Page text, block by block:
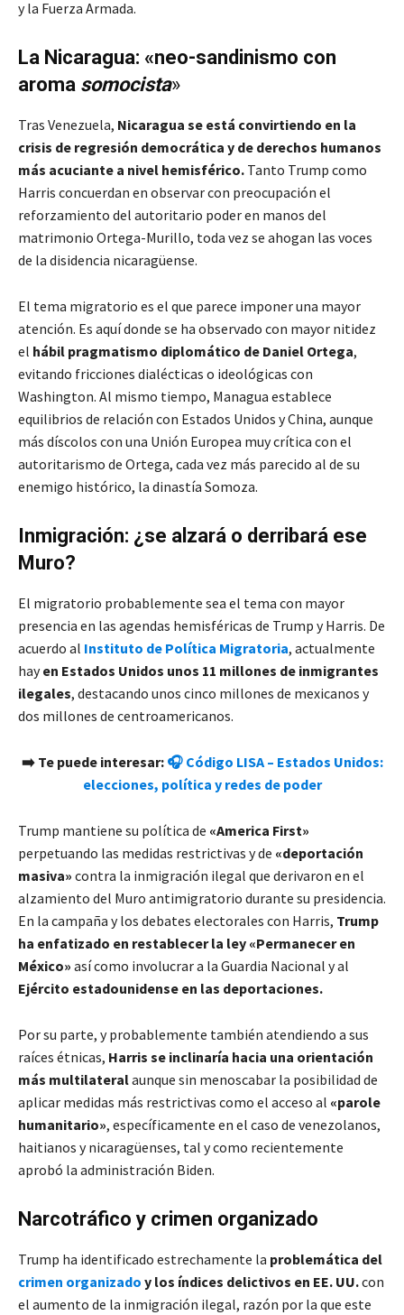
y la Fuerza Armada.
La Nicaragua: «neo-sandinismo con
aroma somocista»
Tras Venezuela, Nicaragua se está convirtiendo en la
crisis de regresión democrática y de derechos humanos
más acuciante a nivel hemisférico. Tanto Trump como
Harris concuerdan en observar con preocupación el
reforzamiento del autoritario poder en manos del
matrimonio Ortega-Murillo, toda vez se ahogan las voces
de la disidencia nicaragüense.
El tema migratorio es el que parece imponer una mayor
atención. Es aquí donde se ha observado con mayor nitidez
el hábil pragmatismo diplomático de Daniel Ortega,
evitando fricciones dialécticas o ideológicas con
Washington. Al mismo tiempo, Managua establece
equilibrios de relación con Estados Unidos y China, aunque
más díscolos con una Unión Europea muy crítica con el
autoritarismo de Ortega, cada vez más parecido al de su
enemigo histórico, la dinastía Somoza.
Inmigración: ¿se alzará o derribará ese
Muro?
El migratorio probablemente sea el tema con mayor
presencia en las agendas hemisféricas de Trump y Harris. De
acuerdo al Instituto de Política Migratoria, actualmente
hayen Estados Unidos unos 11 millones de inmigrantes
ilegales, destacando unos cinco millones de mexicanos y
dos millones de centroamericanos.
➡️ Te puede interesar: 🎧 Código LISA – Estados Unidos:
elecciones, política y redes de poder
Trump mantiene su política de «America First»
perpetuando las medidas restrictivas y de «deportación
masiva» contra la inmigración ilegal que derivaron en el
alzamiento del Muro antimigratorio durante su presidencia.
En la campaña y los debates electorales con Harris, Trump
ha enfatizado en restablecer la ley «Permanecer en
México» así como involucrar a la Guardia Nacional y al
Ejército estadounidense en las deportaciones.
Por su parte, y probablemente también atendiendo a sus
raíces étnicas, Harris se inclinaría hacia una orientación
más multilateralaunque sin menoscabar la posibilidad de
aplicar medidas más restrictivas como el acceso al «parole
humanitario», específicamente en el caso de venezolanos,
haitianos y nicaragüenses, tal y como recientemente
aprobó la administración Biden.
Narcotráfico y crimen organizado
Trump ha identificado estrechamente la problemática del
crimen organizado y los índices delictivos en EE. UU.con
el aumento de la inmigración ilegal, razón por la que este